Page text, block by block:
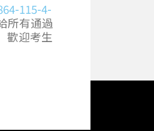
115-4-
所有通過
歡迎考生